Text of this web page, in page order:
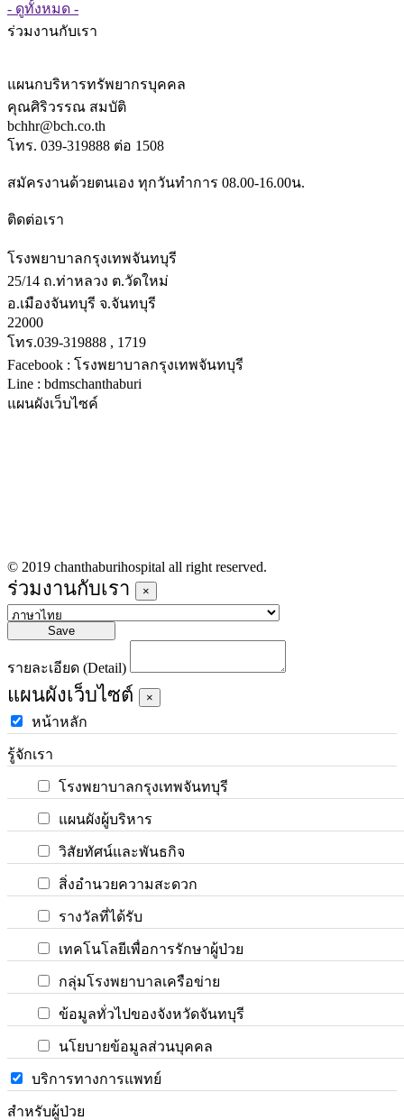
- ดูทั้งหมด -
ร่วมงานกับเรา
แผนกบริหารทรัพยากรบุคคล
คุณศิริวรรณ สมบัติ
bchhr@bch.co.th
โทร. 039-319888 ต่อ 1508
สมัครงานด้วยตนเอง ทุกวันทำการ 08.00-16.00น.
ติดต่อเรา
โรงพยาบาลกรุงเทพจันทบุรี
25/14 ถ.ท่าหลวง ต.วัดใหม่
อ.เมืองจันทบุรี จ.จันทบุรี
22000
โทร.039-319888 , 1719
Facebook : โรงพยาบาลกรุงเทพจันทบุรี
Line : bdmschanthaburi
แผนผังเว็บไซค์
© 2019 chanthaburihospital all right reserved.
ร่วมงานกับเรา ×
Save
รายละเอียด (Detail)
แผนผังเว็บไซต์ ×
หน้าหลัก
รู้จักเรา
โรงพยาบาลกรุงเทพจันทบุรี
แผนผังผู้บริหาร
วิสัยทัศน์และพันธกิจ
สิ่งอำนวยความสะดวก
รางวัลที่ได้รับ
เทคโนโลยีเพื่อการรักษาผู้ป่วย
กลุ่มโรงพยาบาลเครือข่าย
ข้อมูลทั่วไปของจังหวัดจันทบุรี
นโยบายข้อมูลส่วนบุคคล
บริการทางการแพทย์
สำหรับผู้ป่วย